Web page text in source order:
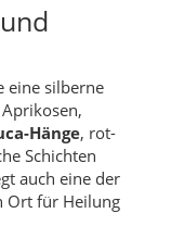
eine silberne
Hänge, rot-
Schichten
auch eine der
Ort für Heilung